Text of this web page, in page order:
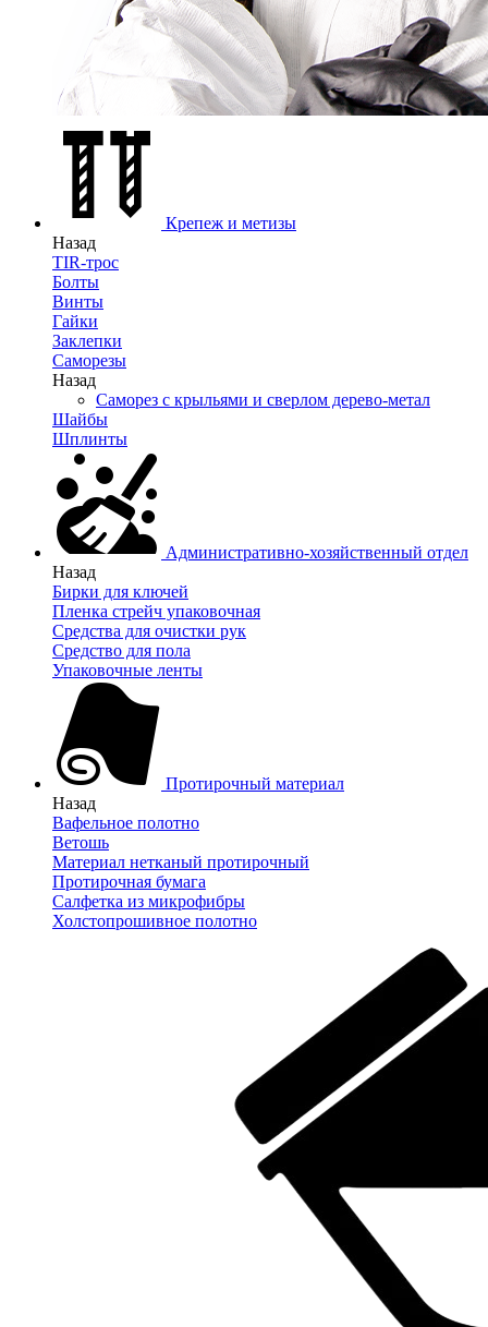
Крепеж и метизы
Назад
TIR-трос
Болты
Винты
Гайки
Заклепки
Саморезы
Назад
Саморез с крыльями и сверлом дерево-метал
Шайбы
Шплинты
Административно-хозяйственный отдел
Назад
Бирки для ключей
Пленка стрейч упаковочная
Средства для очистки рук
Средство для пола
Упаковочные ленты
Протирочный материал
Назад
Вафельное полотно
Ветошь
Материал нетканый протирочный
Протирочная бумага
Салфетка из микрофибры
Холстопрошивное полотно